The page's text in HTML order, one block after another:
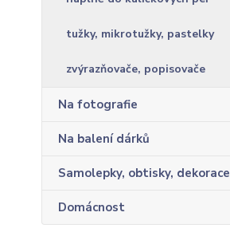
tužky, mikrotužky, pastelky
zvýrazňovače, popisovače
Na fotografie
Na balení dárků
Samolepky, obtisky, dekorace
Domácnost